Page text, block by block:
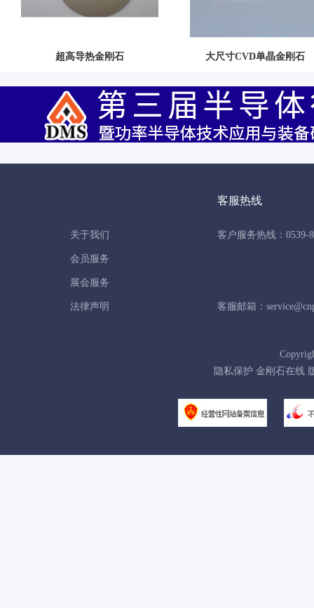
超高导热金刚石 大尺寸CVD单晶金刚石
关于我们
会员服务
展会服务
法律声明
客服热线
客户服务热线：0539-
客服邮箱：
隐私保护 金刚石在线